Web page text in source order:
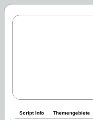
Script Info Themengebiete